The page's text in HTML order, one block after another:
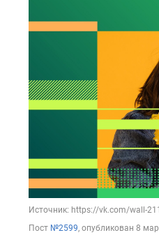
Источник: https://vk.com/wall-
Пост №2599, опубликован 8